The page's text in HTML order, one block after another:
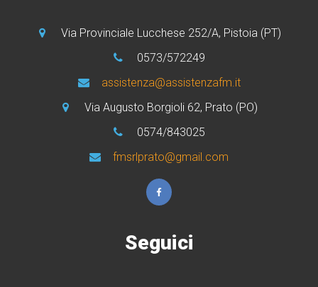
Via Provinciale Lucchese 252/A, Pistoia (PT)
0573/572249
assistenza@assistenzafm.it
Via Augusto Borgioli 62, Prato (PO)
0574/843025
fmsrlprato@gmail.com
Seguici